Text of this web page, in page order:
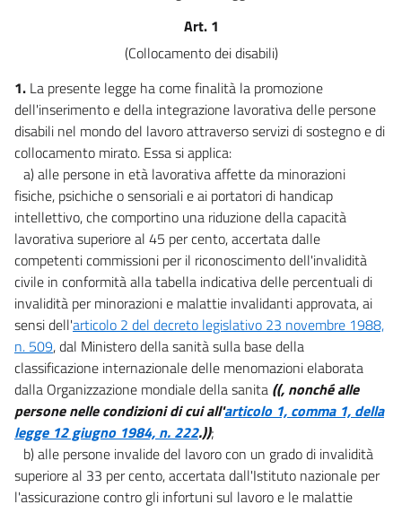
19
20
21
22
23
Art. 1
(Collocamento dei disabili)
1. La presente legge ha come finalità la promozione
dell'inserimento e della integrazione lavorativa delle persone
disabili nel mondo del lavoro attraverso servizi di sostegno e di
collocamento mirato. Essa si applica:
a) alle persone in età lavorativa affette da minorazioni
fisiche, psichiche o sensoriali e ai portatori di handicap
intellettivo, che comportino una riduzione della capacità
lavorativa superiore al 45 per cento, accertata dalle
competenti commissioni per il riconoscimento dell'invalidità
civile in conformità alla tabella indicativa delle percentuali di
invalidità per minorazioni e malattie invalidanti approvata, ai
sensi dell'articolo 2 del decreto legislativo 23 novembre 1988,
n. 509, dal Ministero della sanità sulla base della
classificazione internazionale delle menomazioni elaborata
dalla Organizzazione mondiale della sanita ((, nonché alle
persone nelle condizioni di cui all'articolo 1, comma 1, della
legge 12 giugno 1984, n. 222.));
b) alle persone invalide del lavoro con un grado di invalidità
superiore al 33 per cento, accertata dall'Istituto nazionale per
l'assicurazione contro gli infortuni sul lavoro e le malattie